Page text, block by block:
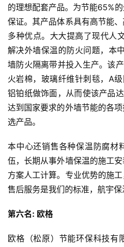
的理想配套产品。为节能65%
保证。其产品体系具有高节能
多种优点。大大提高了现代人
解决外墙保温的防火问题，本
墙防火隔离带并投入生产。该
火岩棉，玻璃纤维针刺毯，A
铝铂纸做饰面，从而使该产品
达到国家要求的外墙节能的各
选产品。
本中心还销售各种保温防腐材
伍，长期从事外墙保温的施工
方案人工计算。专业优势的施
售后服务是我们的标准，航宇保
第六名: 欧格
欧格（松原）节能环保科技有